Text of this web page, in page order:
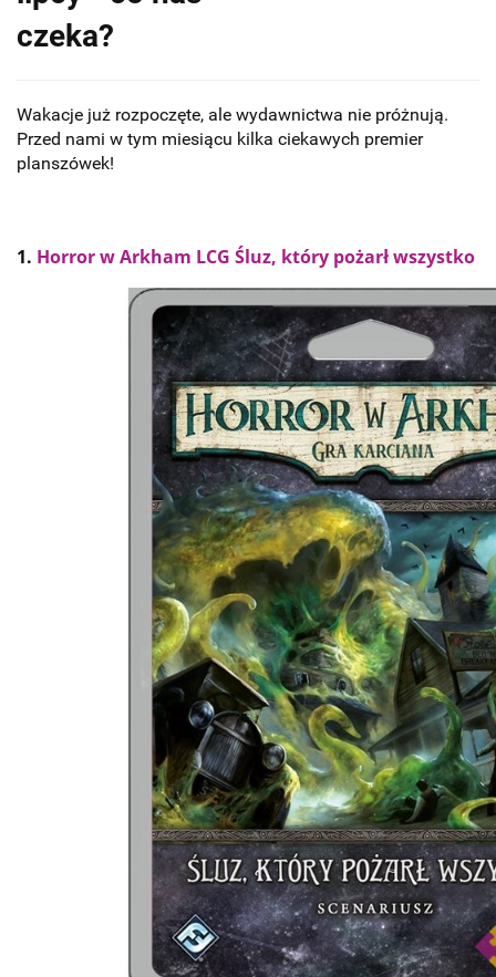
czeka?
Wakacje już rozpoczęte, ale wydawnictwa nie próżnują.
Przed nami w tym miesiącu kilka ciekawych premier
planszówek!
1. Horror w Arkham LCG Śluz, który pożarł wszystko